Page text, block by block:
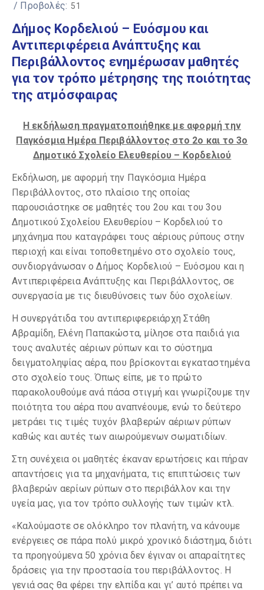
/ Προβολές: 51
Δήμος Κορδελιού – Ευόσμου και
Αντιπεριφέρεια Ανάπτυξης και
Περιβάλλοντος ενημέρωσαν μαθητές
για τον τρόπο μέτρησης της ποιότητας
της ατμόσφαιρας
Η εκδήλωση πραγματοποιήθηκε με αφορμή την
Παγκόσμια Ημέρα Περιβάλλοντος στο 2ο και το 3ο
Δημοτικό Σχολείο Ελευθερίου – Κορδελιού
Εκδήλωση, με αφορμή την Παγκόσμια Ημέρα
Περιβάλλοντος, στο πλαίσιο της οποίας
παρουσιάστηκε σε μαθητές του 2ου και του 3ου
Δημοτικού Σχολείου Ελευθερίου – Κορδελιού το
μηχάνημα που καταγράφει τους αέριους ρύπους στην
περιοχή και είναι τοποθετημένο στο σχολείο τους,
συνδιοργάνωσαν ο Δήμος Κορδελιού – Ευόσμου και η
Αντιπεριφέρεια Ανάπτυξης και Περιβάλλοντος, σε
συνεργασία με τις διευθύνσεις των δύο σχολείων.
Η συνεργάτιδα του αντιπεριφερειάρχη Στάθη
Αβραμίδη, Ελένη Παπακώστα, μίλησε στα παιδιά για
τους αναλυτές αέριων ρύπων και το σύστημα
δειγματοληψίας αέρα, που βρίσκονται εγκαταστημένα
στο σχολείο τους. Όπως είπε, με το πρώτο
παρακολουθούμε ανά πάσα στιγμή και γνωρίζουμε την
ποιότητα του αέρα που αναπνέουμε, ενώ το δεύτερο
μετράει τις τιμές τυχόν βλαβερών αέριων ρύπων
καθώς και αυτές των αιωρούμενων σωματιδίων.
Στη συνέχεια οι μαθητές έκαναν ερωτήσεις και πήραν
απαντήσεις για τα μηχανήματα, τις επιπτώσεις των
βλαβερών αερίων ρύπων στο περιβάλλον και την
υγεία μας, για τον τρόπο συλλογής των τιμών κτλ.
«Καλούμαστε σε ολόκληρο τον πλανήτη, να κάνουμε
ενέργειες σε πάρα πολύ μικρό χρονικό διάστημα, διότι
τα προηγούμενα 50 χρόνια δεν έγιναν οι απαραίτητες
δράσεις για την προστασία του περιβάλλοντος. Η
γενιά σας θα φέρει την ελπίδα και γι’ αυτό πρέπει να